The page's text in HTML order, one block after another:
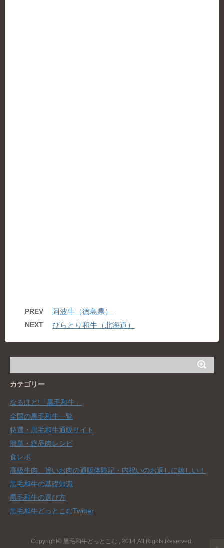
PREV 阿波牛（徳島県）
NEXT びらとり和牛（北海道）
カテゴリー
なるほど!「黒毛和牛」
全国の黒毛和牛一覧
特選・黒毛和牛通販サイト
簡単・絶品肉レシピ
食レポ
高級牛肉、旨いお肉の通販体験記・内祝いのお返しに嬉しい！
黒毛和牛の基礎知識
黒毛和牛の選び方
黒毛和牛どっとこむTwitter
Copyright© 黒毛和牛どっとこむ , 2014 All Rights Reserved.